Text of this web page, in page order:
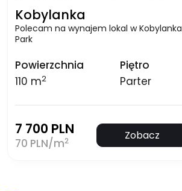
Kobylanka
Polecam na wynajem lokal w Kobylanka
Park
Powierzchnia
110 m2
Piętro
Parter
7 700 PLN
70 PLN/m2 Zobacz